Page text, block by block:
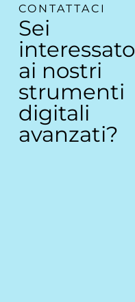
CONTATTACI
Sei
interessato
ai nostri
strumenti
digitali
avanzati?